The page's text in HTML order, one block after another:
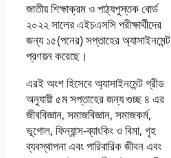
জাতীয় শিক্ষাক্রম ও পাঠ্যপুস্তক বাের্ড
২০২২ সালের এইচএসসি পরীক্ষার্থীদের
জন্য ১৫(পনের) সপ্তাহের অ্যাসাইনমেন্ট
প্রণয়ন করেছে।
এরই অংশ হিসেবে অ্যাসাইনমেন্ট গ্রীড
অনুযায়ী ৫ম সপ্তাহের জন্য গুচ্ছ ৪ এর
জীববিজ্ঞান, সমাজবিজ্ঞান, সমাজকর্ম,
ভূগােল, ফিন্যান্স-ব্যাংকিং ও বিমা, গৃহ
ব্যবস্থাপনা এবং পারিবারিক জীবন এবং